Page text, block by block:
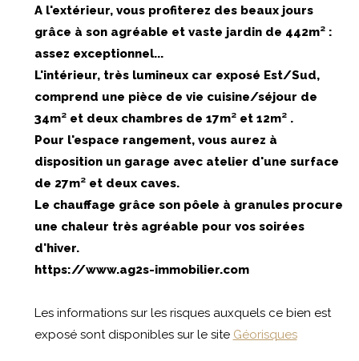
A l'extérieur, vous profiterez des beaux jours
grâce à son agréable et vaste jardin de 442m² :
assez exceptionnel...
L'intérieur, très lumineux car exposé Est/Sud,
comprend une pièce de vie cuisine/séjour de
34m² et deux chambres de 17m² et 12m² .
Pour l'espace rangement, vous aurez à
disposition un garage avec atelier d'une surface
de 27m² et deux caves.
Le chauffage grâce son pôele à granules procure
une chaleur très agréable pour vos soirées
d'hiver.
https://www.ag2s-immobilier.com
Les informations sur les risques auxquels ce bien est
exposé sont disponibles sur le site Géorisques